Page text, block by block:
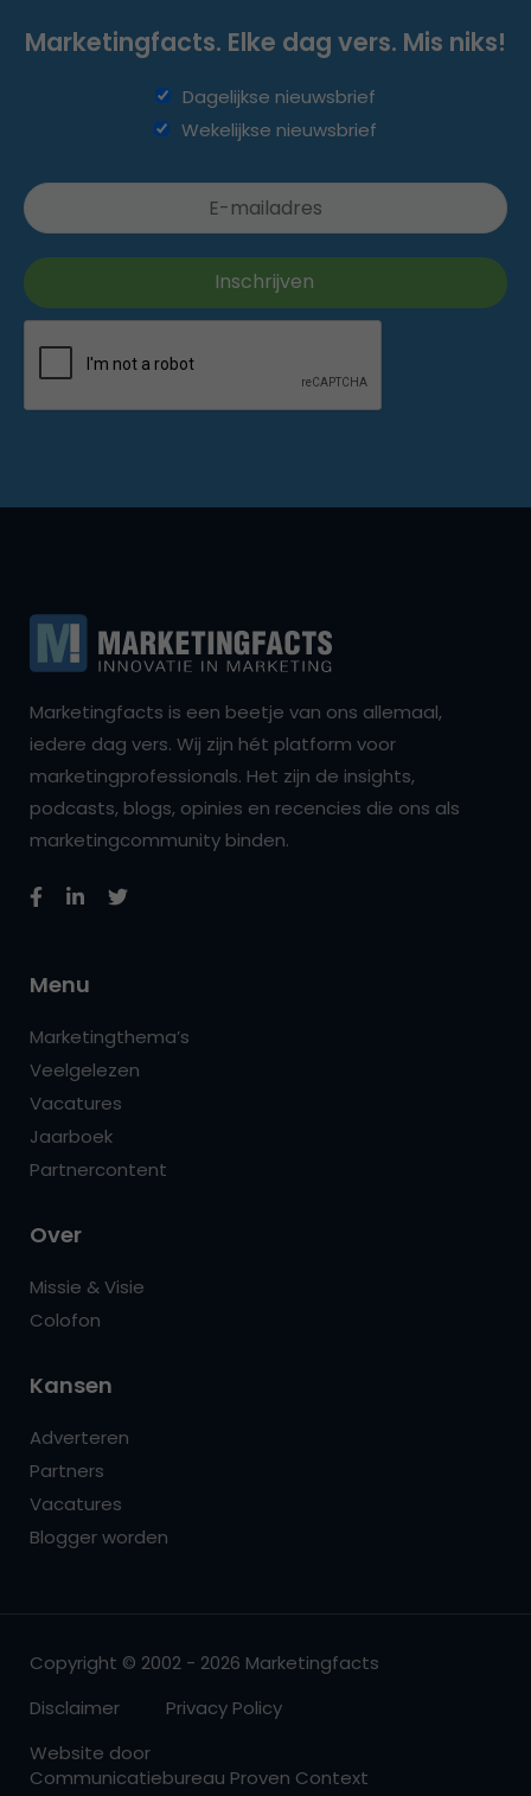
Marketingfacts. Elke dag vers. Mis niks!
Dagelijkse nieuwsbrief
Wekelijkse nieuwsbrief
Marketingfacts is een beetje van ons allemaal,
iedere dag vers. Wij zijn hét platform voor
marketingprofessionals. Het zijn de insights,
podcasts, blogs, opinies en recencies die ons als
marketingcommunity binden.
Menu
Marketingthema’s
Veelgelezen
Vacatures
Jaarboek
Partnercontent
Over
Missie & Visie
Colofon
Kansen
Adverteren
Partners
Vacatures
Blogger worden
Copyright © 2002 - 2026 Marketingfacts
Disclaimer
Privacy Policy
Website door
Communicatiebureau Proven Context